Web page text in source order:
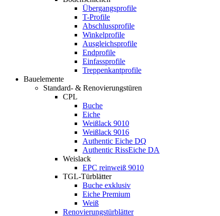
Übergangsprofile
T-Profile
Abschlussprofile
Winkelprofile
Ausgleichsprofile
Endprofile
Einfassprofile
Treppenkantprofile
Bauelemente
Standard- & Renovierungstüren
CPL
Buche
Eiche
Weißlack 9010
Weißlack 9016
Authentic Eiche DQ
Authentic RissEiche DA
Weislack
EPC reinweiß 9010
TGL-Türblätter
Buche exklusiv
Eiche Premium
Weiß
Renovierungstürblätter